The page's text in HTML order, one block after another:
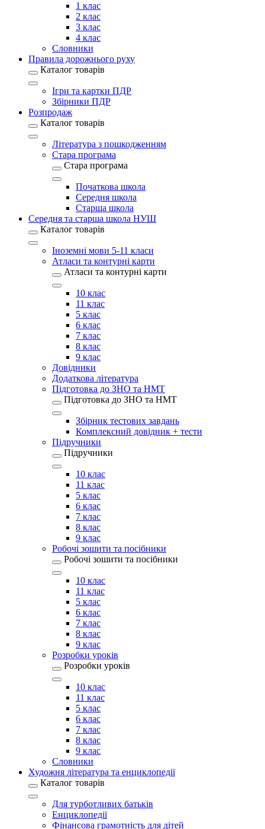
1 клас
2 клас
3 клас
4 клас
Словники
Правила дорожнього руху
Каталог товарів
Ігри та картки ПДР
Збірники ПДР
Розпродаж
Каталог товарів
Література з пошкодженням
Стара програма
Стара програма
Початкова школа
Середня школа
Старша школа
Середня та старша школа НУШ
Каталог товарів
Іноземні мови 5-11 класи
Атласи та контурні карти
Атласи та контурні карти
10 клас
11 клас
5 клас
6 клас
7 клас
8 клас
9 клас
Довідники
Додаткова література
Підготовка до ЗНО та НМТ
Підготовка до ЗНО та НМТ
Збірник тестових завдань
Комплексний довідник + тести
Підручники
Підручники
10 клас
11 клас
5 клас
6 клас
7 клас
8 клас
9 клас
Робочі зошити та посібники
Робочі зошити та посібники
10 клас
11 клас
5 клас
6 клас
7 клас
8 клас
9 клас
Розробки уроків
Розробки уроків
10 клас
11 клас
5 клас
6 клас
7 клас
8 клас
9 клас
Словники
Художня література та енциклопедії
Каталог товарів
Для турботливих батьків
Енциклопедії
Фінансова грамотність для дітей